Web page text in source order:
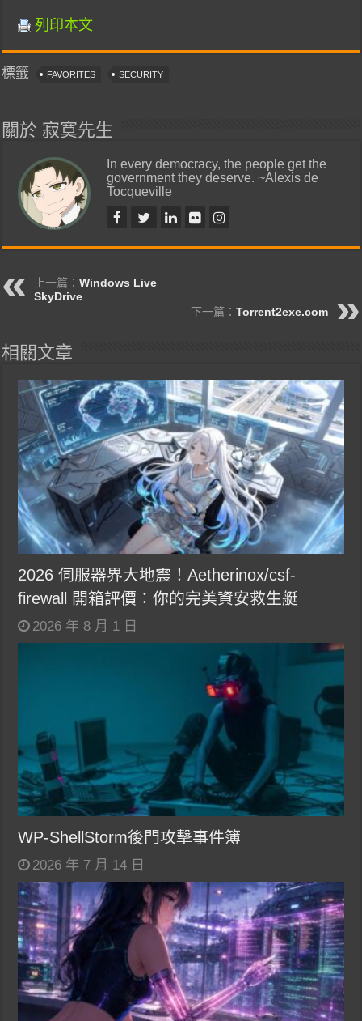
列印本文
標籤 FAVORITES SECURITY
關於 寂寞先生
In every democracy, the people get the
government they deserve. ~Alexis de
Tocqueville
上一篇：Windows Live
SkyDrive
下一篇： Torrent2exe.com
相關文章
2026 伺服器界大地震！Aetherinox/csf-
firewall 開箱評價：你的完美資安救生艇
2026 年 8 月 1 日
WP-ShellStorm後門攻擊事件簿
2026 年 7 月 14 日